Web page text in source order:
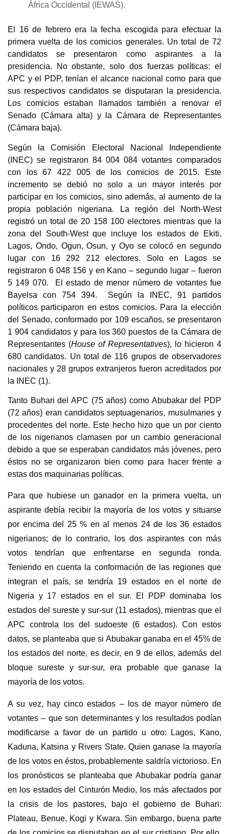
África Occidental (IEWAS).
El 16 de febrero era la fecha escogida para efectuar la
primera vuelta de los comicios generales. Un total de 72
candidatos se presentaron como aspirantes a la
presidencia. No obstante, solo dos fuerzas políticas: el
APC y el PDP, tenían el alcance nacional como para que
sus respectivos candidatos se disputaran la presidencia.
Los comicios estaban llamados también a renovar el
Senado (Cámara alta) y la Cámara de Representantes
(Cámara baja).
Según la Comisión Electoral Nacional Independiente
(INEC) se registraron 84 004 084 votantes comparados
con los 67 422 005 de los comicios de 2015. Este
incremento se debió no solo a un mayor interés por
participar en los comicios, sino además, al aumento de la
propia población nigeriana. La región del North-West
registró un total de 20 158 100 electores mientras que la
zona del South-West que incluye los estados de Ekiti,
Lagos, Ondo, Ogun, Osun, y Oyo se colocó en segundo
lugar con 16 292 212 electores. Solo en Lagos se
registraron 6 048 156 y en Kano – segundo lugar – fueron
5 149 070. El estado de menor número de votantes fue
Bayelsa con 754 394. Según la INEC, 91 partidos
políticos participaron en estos comicios. Para la elección
del Senado, conformado por 109 escaños, se presentaron
1 904 candidatos y para los 360 puestos de laCámara de
Representantes (House of Representatives), lo hicieron 4
680 candidatos. Un total de 116 grupos de observadores
nacionales y 28 grupos extranjeros fueron acreditados por
la INEC (1).
Tanto Buhari del APC (75 años) como Abubakar del PDP
(72 años) eran candidatos septuagenarios, musulmanes y
procedentes del norte. Este hecho hizo que un por ciento
de los nigerianos clamasen por un cambio generacional
debido a que se esperaban candidatos más jóvenes, pero
éstos no se organizaron bien como para hacer frente a
estas dos maquinarias políticas.
Para que hubiese un ganador en la primera vuelta, un
aspirante debía recibir la mayoría de los votos y situarse
por encima del 25 % en al menos 24 de los 36 estados
nigerianos; de lo contrario, los dos aspirantes con más
votos tendrían que enfrentarse en segunda ronda.
Teniendo en cuenta la conformación de las regiones que
integran el país, se tendría 19 estados en el norte de
Nigeria y 17 estados en el sur. El PDP dominaba los
estados del sureste y sur-sur (11 estados), mientras que el
APC controla los del sudoeste (6 estados). Con estos
datos, se planteaba que si Abubakar ganaba en el 45% de
los estados del norte, es decir, en 9 de ellos, además del
bloque sureste y sur-sur, era probable que ganase la
mayoría de los votos.
A su vez, hay cinco estados – los de mayor número de
votantes – que son determinantes y los resultados podían
modificarse a favor de un partido u otro: Lagos, Kano,
Kaduna, Katsina y Rivers State. Quien ganase la mayoría
de los votos en éstos, probablemente saldría victorioso. En
los pronósticos se planteaba que Abubakar podría ganar
en los estados del Cinturón Medio, los más afectados por
la crisis de los pastores, bajo el gobierno de Buhari:
Plateau, Benue, Kogi y Kwara. Sin embargo, buena parte